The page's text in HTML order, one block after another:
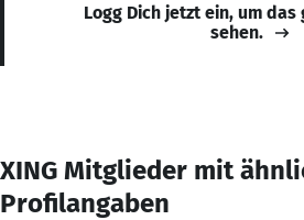
Logg Dich jetzt ein, um das
sehen.
XING Mitglieder mit
Profilangaben